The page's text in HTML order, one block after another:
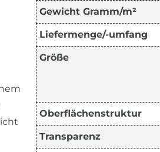
Gewicht Gramm/m²
Liefermenge/-umfang
Größe
Oberflächenstruktur
Transparenz